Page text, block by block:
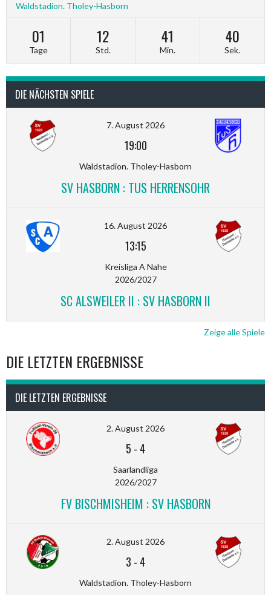
Waldstadion. Tholey-Hasborn
01
Tage
12
Std.
41
Min.
39
Sek.
DIE NÄCHSTEN SPIELE
7. August 2026
19:00
Waldstadion. Tholey-Hasborn
SV HASBORN : TUS HERRENSOHR
16. August 2026
13:15
Kreisliga A Nahe
2026/2027
SC ALSWEILER II : SV HASBORN II
Zeige alle Spiele
DIE LETZTEN ERGEBNISSE
DIE LETZTEN ERGEBNISSE
2. August 2026
5 - 4
Saarlandliga
2026/2027
FV BISCHMISHEIM : SV HASBORN
2. August 2026
3 - 4
Waldstadion. Tholey-Hasborn